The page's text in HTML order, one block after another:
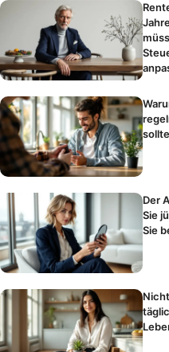
Der
Sie
Sie